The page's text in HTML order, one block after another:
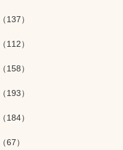
（137）
（112）
（158）
（193）
（184）
（67）